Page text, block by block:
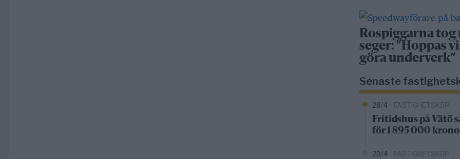
Rospiggarna tog
seger: ”Hoppas
göra underverk”
Senaste
28/4 FASTIGHETSKÖP
Fritidshus på Vätö
för 1 895 000
20/4 FASTIGHETSKÖP